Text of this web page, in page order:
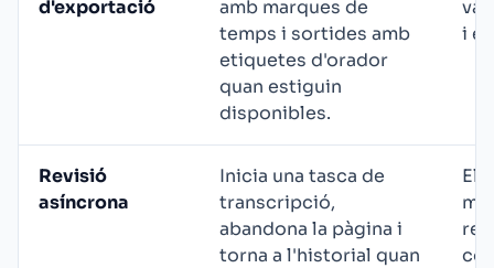
d'exportació
amb marques de
temps i sortides amb
etiquetes d'orador
quan estiguin
disponibles.
i el
Revisió
asíncrona
Inicia una tasca de
transcripció,
abandona la pàgina i
torna a l'historial quan